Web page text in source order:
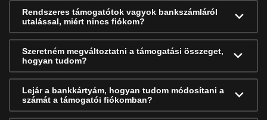
Rendszeres támogatótok vagyok bankszámláról
utalással, miért nincs fiókom?
Szeretném megváltoztatni a támogatási összeget,
hogyan tudom?
Lejár a bankkártyám, hogyan tudom módosítani a
számát a támogatói fiókomban?